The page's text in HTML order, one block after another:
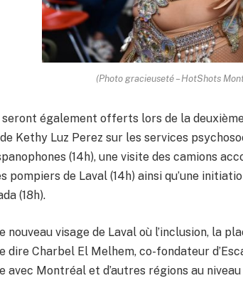
(Photo gracieuseté – HotShots
également offerts lors de la deuxième
Kethy Luz Perez sur les services
(14h), une visite des camions
pompiers de Laval (14h) ainsi qu’une
(18h).
nouveau visage de Laval où l’inclusion, la
dire Charbel El Melhem, co-fondateur
avec Montréal et d’autres régions au